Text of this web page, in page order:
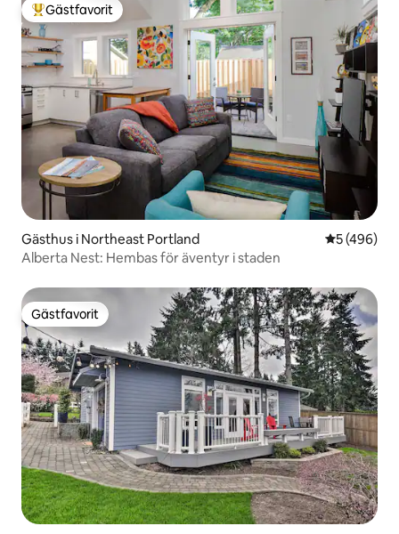
Populär gästfavorit
Gästfavorit
Gästhus i Northeast Portland 5 av 5 i
5 (496)
Alberta Nest: Hembas för äventyr i staden
Gästfavorit
Gästfavorit